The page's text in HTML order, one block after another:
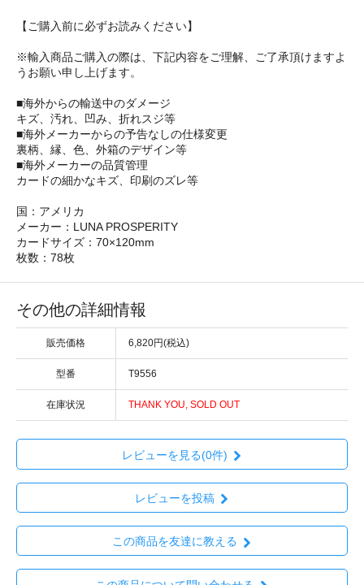
【ご購入前に必ずお読みください】
※輸入商品ご購入の際は、下記内容をご理解、ご了承頂けますよ
うお願い申し上げます。
■海外からの輸送中のダメージ
キズ、汚れ、凹み、折れスジ等
■海外メーカーからの予告なしの仕様変更
裏柄、縁、色、外箱のデザイン等
■海外メーカーの品質管理
カードの細かなキズ、印刷のズレ等
国：アメリカ
メーカー：LUNA PROSPERITY
カードサイズ：70×120mm
枚数：78枚
その他の詳細情報
販売価格 6,820円(税込)
型番 T9556
在庫状況 THANK YOU, SOLD OUT
レビューを見る(0件)
レビューを投稿
この商品を友達に教える